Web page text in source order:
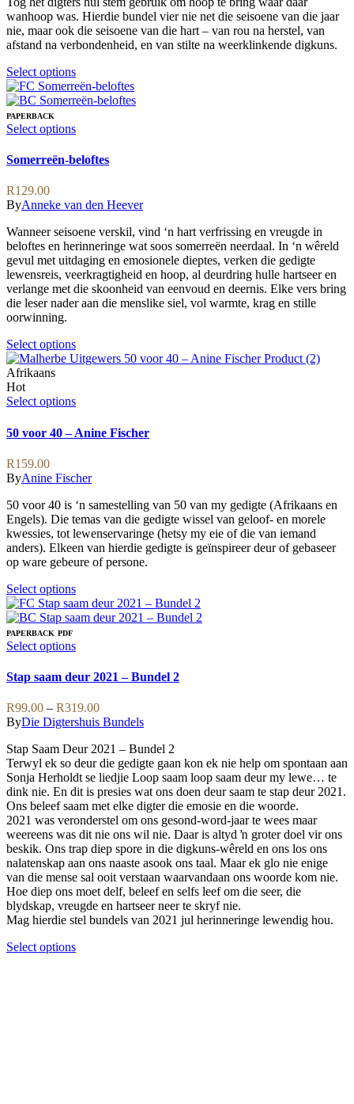
the
product
page
wanhoop was. Hierdie bundel vier nie net die seisoene van die jaar
nie, maar ook die seisoene van die hart – van rou na herstel, van
afstand na verbondenheid, en van stilte na weerklinkende digkuns.
Select optionsThis
product
has
variants.
options
chosen
on
the
product
page
PAPERBACK
Select optionsThis
has
The
options
may
be
chosen
on
the
product
Somerreën-beloftes
R129.00
ByAnneke van den Heever
Wanneer seisoene verskil, vind ‘n hart verfrissing en vreugde in
beloftes en herinneringe wat soos somerreën neerdaal. In ‘n wêreld
gevul met uitdaging en emosionele dieptes, verken die gedigte
lewensreis, veerkragtigheid en hoop, al deurdring hulle hartseer en
verlange met die skoonheid van eenvoud en deernis. Elke vers bring
die leser nader aan die menslike siel, vol warmte, krag en stille
oorwinning.
Select optionsThis
product
variants.
options
may
chosen
on
the
product
page
Afrikaans
Hot
Select optionsThis
has
multiple
The
options
may
be
chosen
on
the
product
page
50 voor 40 – Anine Fischer
R159.00
ByAnine Fischer
50 voor 40 is ‘n samestelling van 50 van my gedigte (Afrikaans en
Engels). Die temas van die gedigte wissel van geloof- en morele
kwessies, tot lewenservaringe (hetsy my eie of die van iemand
anders). Elkeen van hierdie gedigte is geïnspireer deur of gebaseer
op ware gebeure of persone.
Select optionsThis
product
has
variants.
options
be
chosen
on
the
product
page
PAPERBACK PDF
Select optionsThis
has
variants.
The
options
may
be
chosen
on
the
product
page
Stap saam deur 2021 – Bundel 2
R99.00 – R319.00Price
range:
through
R319.00
ByDie Digtershuis Bundels
Stap Saam Deur 2021 – Bundel 2
Terwyl ek so deur die gedigte gaan kon ek nie help om spontaan aan
Sonja Herholdt se liedjie Loop saam loop saam deur my lewe… te
dink nie. En dit is presies wat ons doen deur saam te stap deur 2021.
Ons beleef saam met elke digter die emosie en die woorde.
2021 was veronderstel om ons gesond-word-jaar te wees maar
weereens was dit nie ons wil nie. Daar is altyd ŉ groter doel vir ons
beskik. Ons trap diep spore in die digkuns-wêreld en ons los ons
nalatenskap aan ons naaste asook ons taal. Maar ek glo nie enige
van die mense sal ooit verstaan waarvandaan ons woorde kom nie.
Hoe diep ons moet delf, beleef en selfs leef om die seer, die
blydskap, vreugde en hartseer neer te skryf nie.
Mag hierdie stel bundels van 2021 jul herinneringe lewendig hou.
Select optionsThis